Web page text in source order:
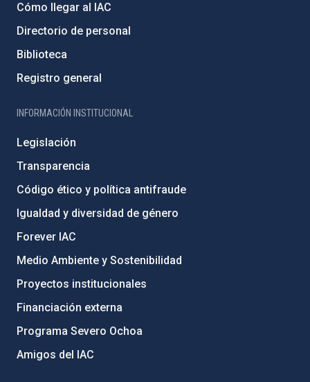
Cómo llegar al IAC
Directorio de personal
Biblioteca
Registro general
INFORMACIÓN INSTITUCIONAL
Legislación
Transparencia
Código ético y política antifraude
Igualdad y diversidad de género
Forever IAC
Medio Ambiente y Sostenibilidad
Proyectos institucionales
Financiación externa
Programa Severo Ochoa
Amigos del IAC